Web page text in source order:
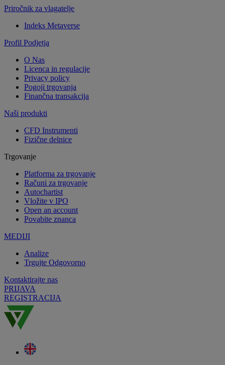
Priročnik za vlagatelje
Indeks Metaverse
Profil Podjetja
O Nas
Licenca in regulacije
Privacy policy
Pogoji trgovanja
Finančna transakcija
Naši produkti
CFD Instrumenti
Fizične delnice
Trgovanje
Platforma za trgovanje
Računi za trgovanje
Autochartist
Vložite v IPO
Open an account
Povabite znanca
MEDIJI
Analize
Trgujte Odgovorno
Kontaktirajte nas
PRIJAVA
REGISTRACIJA